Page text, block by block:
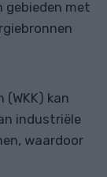
gebieden met
kan
industriële
waardoor